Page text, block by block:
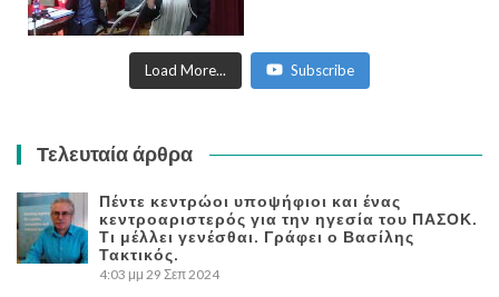
Load More... Subscribe
Τελευταία άρθρα
Πέντε κεντρώοι υποψήφιοι και ένας
κεντροαριστερός για την ηγεσία του ΠΑΣΟΚ.
Τι μέλλει γενέσθαι. Γράφει ο Βασίλης
Τακτικός.
4:03 μμ 29 Σεπ 2024